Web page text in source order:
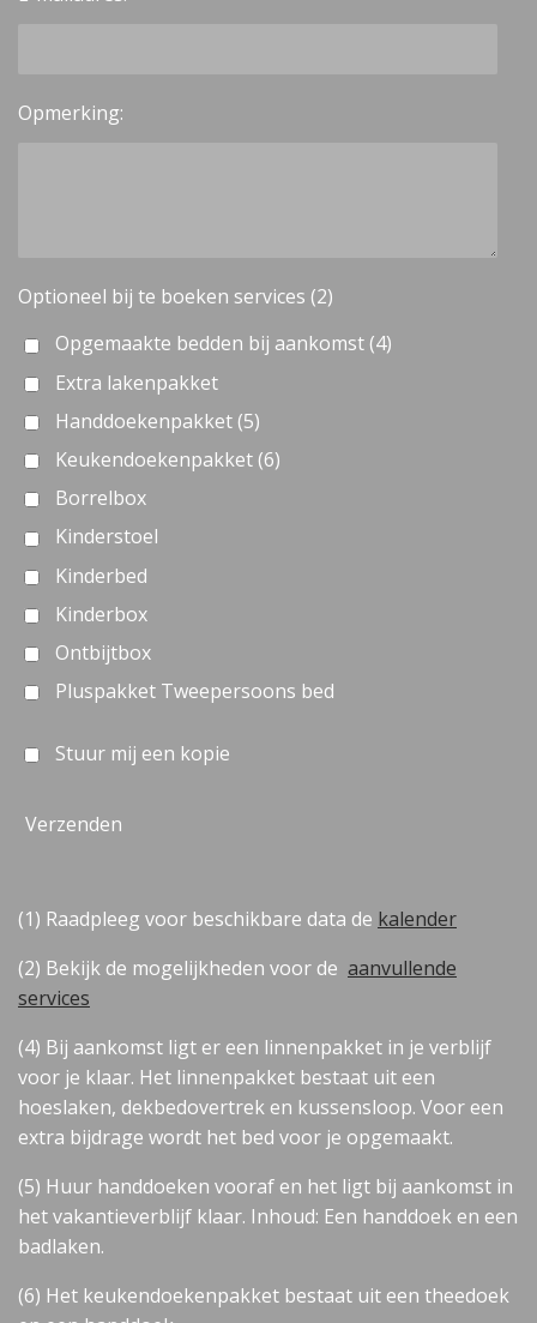
Opmerking:
Optioneel bij te boeken services (2)
Opgemaakte bedden bij aankomst (4)
Extra lakenpakket
Handdoekenpakket (5)
Keukendoekenpakket (6)
Borrelbox
Kinderstoel
Kinderbed
Kinderbox
Ontbijtbox
Pluspakket Tweepersoons bed
Stuur mij een kopie
Verzenden
(1) Raadpleeg voor beschikbare data de kalender
(2) Bekijk de mogelijkheden voor de aanvullende
services
(4) Bij aankomst ligt er een linnenpakket in je verblijf
voor je klaar. Het linnenpakket bestaat uit een
hoeslaken, dekbedovertrek en kussensloop. Voor een
extra bijdrage wordt het bed voor je opgemaakt.
(5) Huur handdoeken vooraf en het ligt bij aankomst in
het vakantieverblijf klaar. Inhoud: Een handdoek en een
badlaken.
(6) Het keukendoekenpakket bestaat uit een theedoek